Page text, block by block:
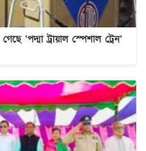
‘পদ্মা ট্রায়াল স্পেশাল ট্রেন’